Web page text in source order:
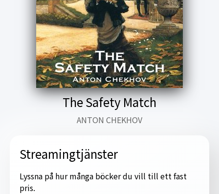
The Safety Match
ANTON CHEKHOV
Streamingtjänster
Lyssna på hur många böcker du vill till ett fast
pris.